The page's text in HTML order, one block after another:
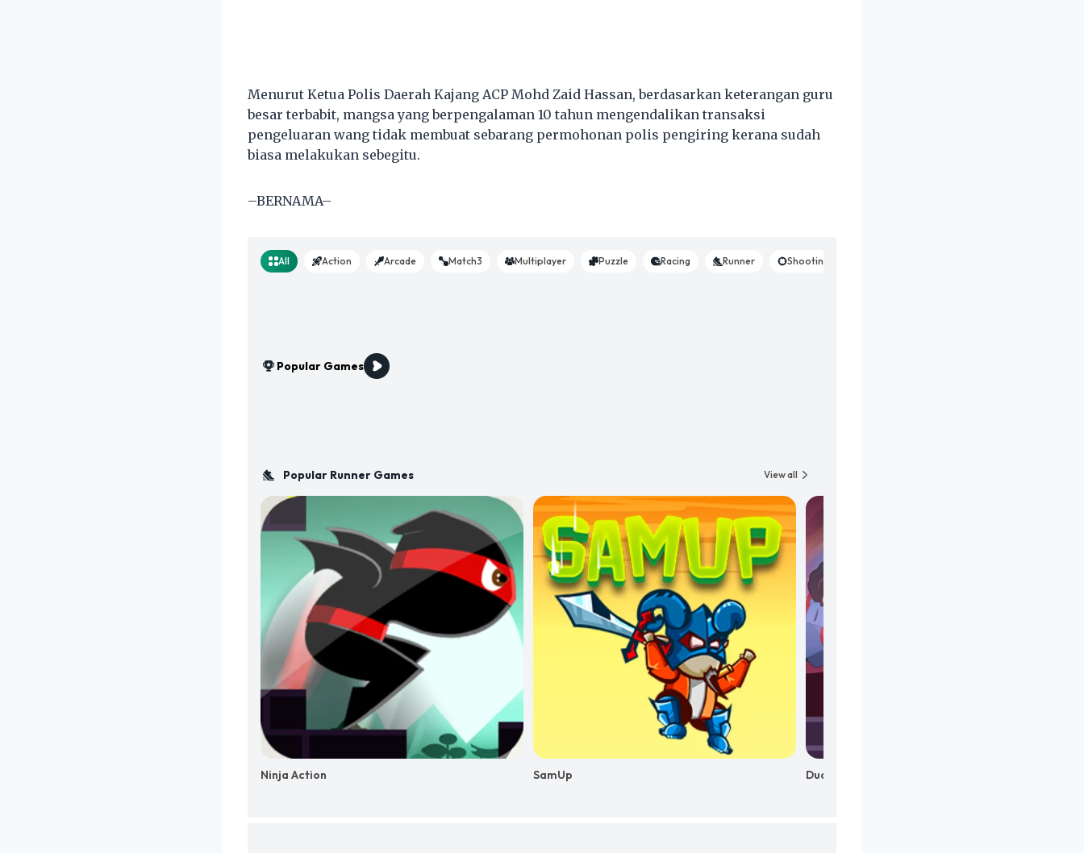
Menurut Ketua Polis Daerah Kajang ACP Mohd Zaid Hassan, berdasarkan keterangan guru
besar terbabit, mangsa yang berpengalaman 10 tahun mengendalikan transaksi
pengeluaran wang tidak membuat sebarang permohonan polis pengiring kerana sudah
biasa melakukan sebegitu.
–BERNAMA–